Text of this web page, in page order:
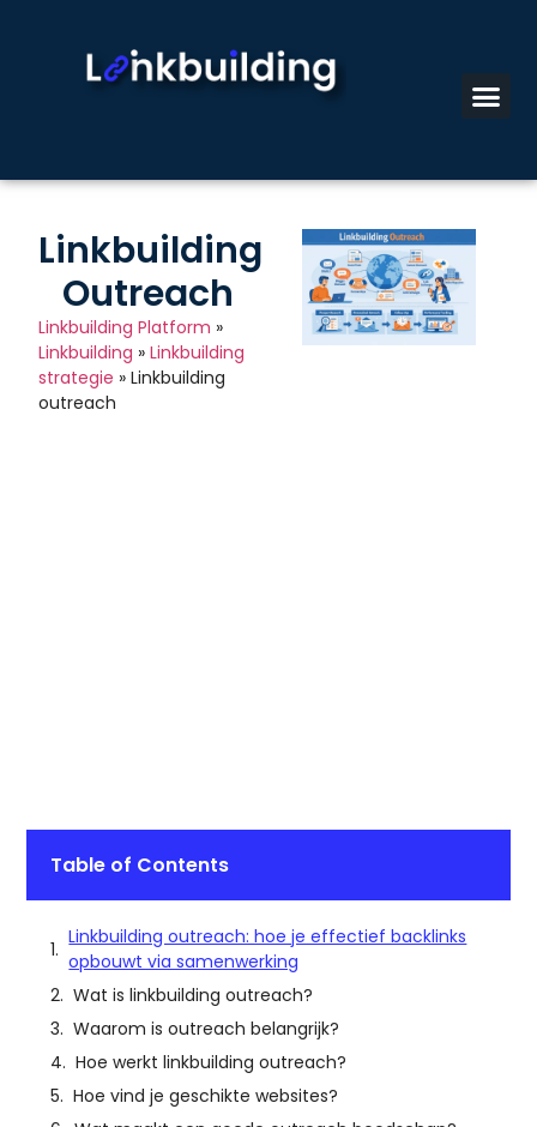
Linkbuilding
Outreach
Linkbuilding Platform »
Linkbuilding »Linkbuilding
strategie »Linkbuilding
outreach
Table of Contents
Linkbuilding outreach: hoe je effectief backlinks
opbouwt via samenwerking
Wat is linkbuilding outreach?
Waarom is outreach belangrijk?
Hoe werkt linkbuilding outreach?
Hoe vind je geschikte websites?